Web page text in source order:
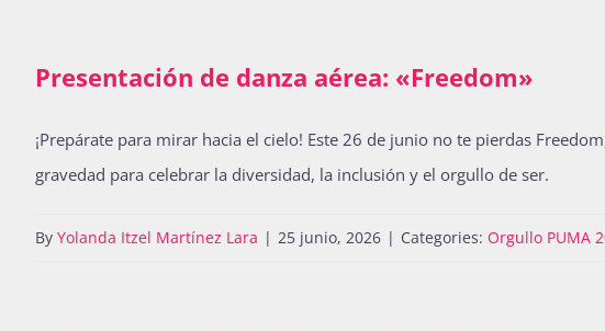
Presentación de danza aérea: «Freedom»
¡Prepárate para mirar hacia el cielo! Este 26 de junio no te pierdas
gravedad para celebrar la diversidad, la inclusión y el orgullo de ser.
By Yolanda Itzel Martínez Lara | 25 junio, 2026 | Categories: Orgullo PUMA